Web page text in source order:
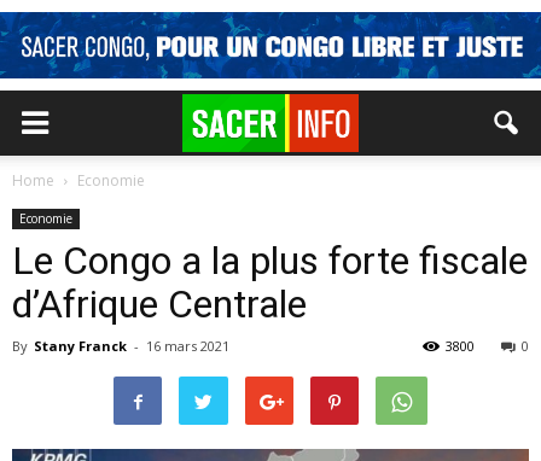
Home Economie
Economie
Le Congo a la plus forte fiscale
d’Afrique Centrale
By Stany Franck - 16 mars 2021 0
3800